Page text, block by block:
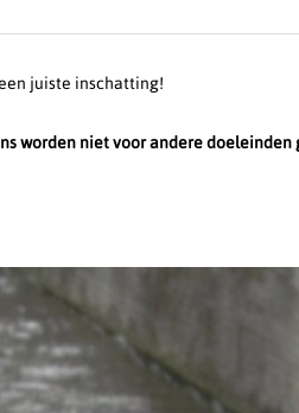
juiste inschatting!
worden niet voor andere doeleinden